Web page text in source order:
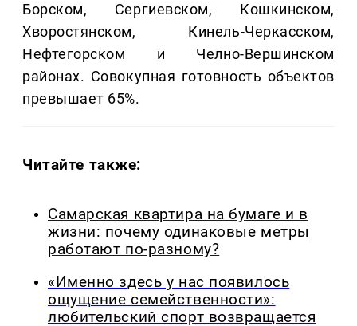
Борском, Сергиевском, Кошкинском,
Хворостянском, Кинель-Черкасском,
Нефтегорском и Челно-Вершинском
районах. Совокупная готовность объектов
превышает 65%.
Читайте также:
Самарская квартира на бумаге и в
жизни: почему одинаковые метры
работают по-разному?
«Именно здесь у нас появилось
ощущение семейственности»:
любительский спорт возвращается